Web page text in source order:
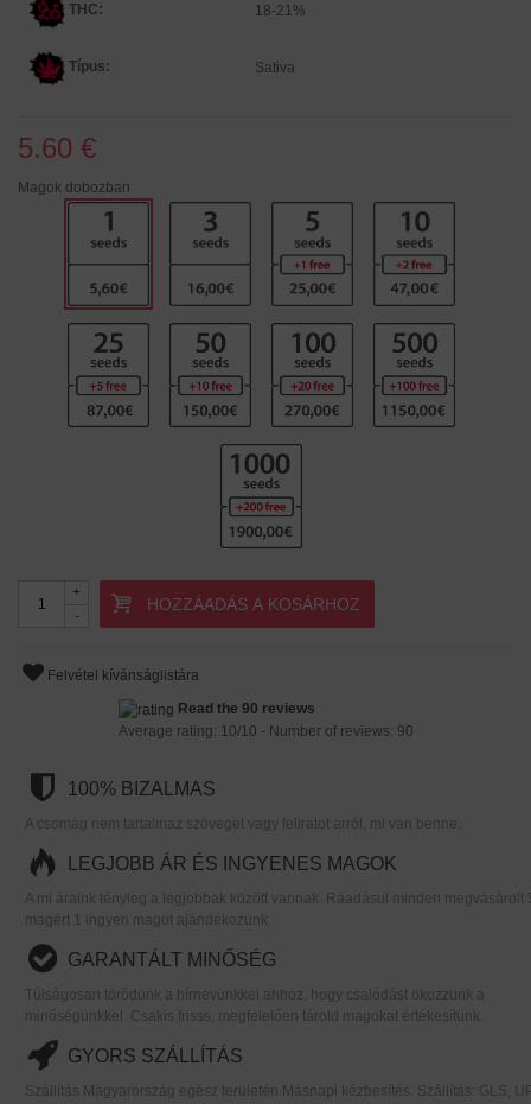
THC: 18-21%
Típus: Sativa
5.60 €
Magok dobozban
-
+
HOZZÁADÁS A KOSÁRHOZ
Felvétel kívánságlistára
Read the 90 reviews
Average rating: 10/10 - Number of reviews: 90
100% BIZALMAS
A csomag nem tartalmaz szöveget vagy feliratot arról, mi van benne.
LEGJOBB ÁR ÉS INGYENES MAGOK
A mi áraink tényleg a legjobbak között vannak. Ráadásul minden megvásárolt
magért 1 ingyen magot ajándékozunk.
GARANTÁLT MINŐSÉG
Túlságosan törődünk a hírnevünkkel ahhoz, hogy csalódást okozzunk a
minőségünkkel. Csakis frisss, megfelelően tárold magokat értékesítünk.
GYORS SZÁLLÍTÁS
Szállítás Magyarország egész területén.Másnapi kézbesítés. Szállítás: GLS,